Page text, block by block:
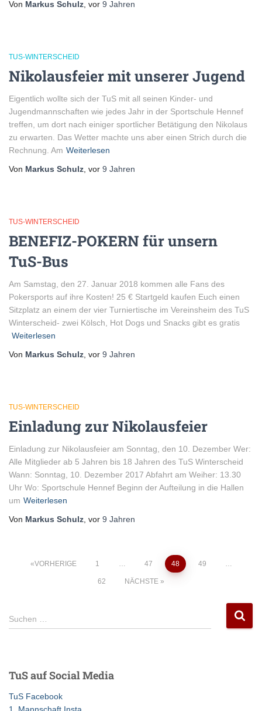
Von Markus Schulz , vor 9 Jahren
TUS-WINTERSCHEID
Nikolausfeier mit unserer Jugend
Eigentlich wollte sich der TuS mit all seinen Kinder- und
Jugendmannschaften wie jedes Jahr in der Sportschule Hennef
treffen, um dort nach einiger sportlicher Betätigung den Nikolaus
zu erwarten. Das Wetter machte uns aber einen Strich durch die
Rechnung. Am Weiterlesen
Von Markus Schulz , vor 9 Jahren
TUS-WINTERSCHEID
BENEFIZ-POKERN für unsern
TuS-Bus
Am Samstag, den 27. Januar 2018 kommen alle Fans des
Pokersports auf ihre Kosten! 25 € Startgeld kaufen Euch einen
Sitzplatz an einem der vier Turniertische im Vereinsheim des TuS
Winterscheid- zwei Kölsch, Hot Dogs und Snacks gibt es gratis
Weiterlesen
Von Markus Schulz , vor 9 Jahren
TUS-WINTERSCHEID
Einladung zur Nikolausfeier
Einladung zur Nikolausfeier am Sonntag, den 10. Dezember Wer:
Alle Mitglieder ab 5 Jahren bis 18 Jahren des TuS Winterscheid
Wann: Sonntag, 10. Dezember 2017 Abfahrt am Weiher: 13.30
Uhr Wo: Sportschule Hennef Beginn der Aufteilung in die Hallen
um Weiterlesen
Von Markus Schulz , vor 9 Jahren
Seitennummerierung
Beiträge
VORHERIGE 1 … 47 48 49 …
62 NÄCHSTE
S
u
n
n
a
Suchen …
TuS auf Social Media
TuS Facebook